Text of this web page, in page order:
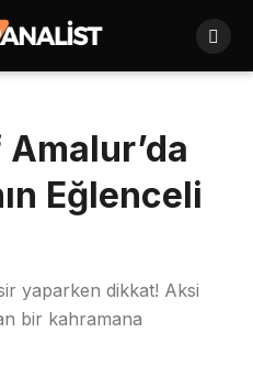
Eğlenceli
yaparken dikkat! Aksi
bir kahramana